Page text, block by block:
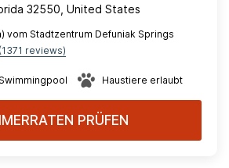
32550, United States
vom Stadtzentrum Defuniak Springs
(1371 reviews)
Swimmingpool Haustiere erlaubt
PRÜFEN